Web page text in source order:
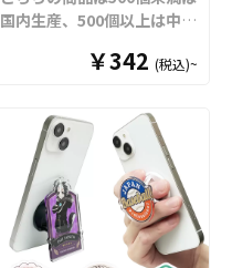
国内生産、500個以上は中国
ではデザインアソートは対
ください。 最高水準の防水
規格「IPX8」取得の
スマホ
防水ソフトケースを、お客
様のオリジナルデザインで
制作いたします。開閉ロッ
クには密封力の高いロック
レバー式を採用していま
￥342 (税込)~